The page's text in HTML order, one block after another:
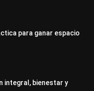
para ganar espacio
integral, bienestar y